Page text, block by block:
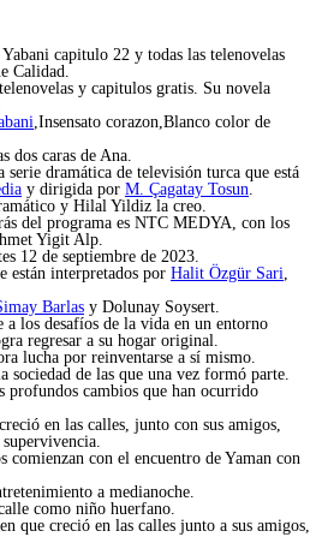
capitulo 22 y todas las telenovelas
Calidad.
y capitulos gratis. Su novela
,Insensato corazon,Blanco color de
dos caras de Ana.
serie dramática de televisión turca que está
y dirigida por M. Çagatay Tosun.
y Hilal Yildiz la creo.
del programa es NTC MEDYA, con los
Yigit Alp.
12 de septiembre de 2023.
están interpretados por Halit Özgür Sari,
Barlas y Dolunay Soysert.
a los desafíos de la vida en un entorno
regresar a su hogar original.
lucha por reinventarse a sí mismo.
de las que una vez formó parte.
profundos cambios que han ocurrido
en las calles, junto con sus amigos,
comienzan con el encuentro de Yaman con
a medianoche.
como niño huerfano.
que creció en las calles junto a sus amigos,